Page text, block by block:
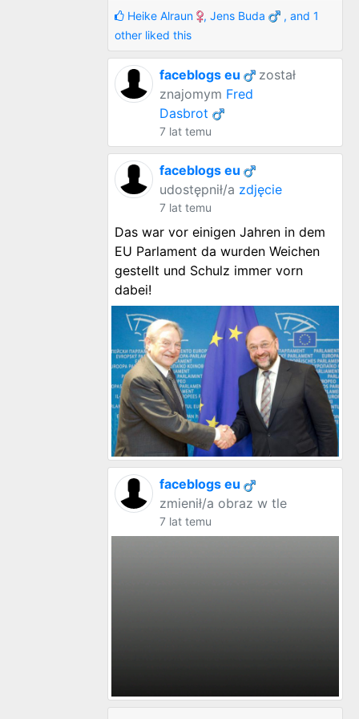
Heike Alraun ,Jens Buda
, and 1
other liked this
faceblogs eu
został
znajomym Fred
Dasbrot
7 lat temu
faceblogs eu
udostępnił/a zdjęcie
7 lat temu
Das war vor einigen Jahren in dem
EU Parlament da wurden Weichen
gestellt und Schulz immer vorn
dabei!
faceblogs eu
zmienił/a obraz w tle
7 lat temu